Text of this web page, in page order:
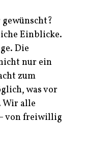
Einblicke.
Die
nur ein
zum
was vor
Wir alle
von freiwillig